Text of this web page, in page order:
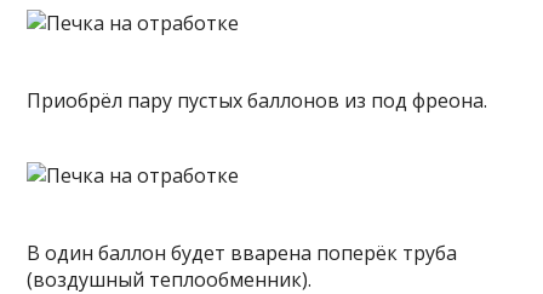
Приобрёл пару пустых баллонов из под фреона.
В один баллон будет вварена поперёк труба
(воздушный теплообменник).